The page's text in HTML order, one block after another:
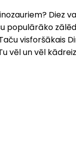
Diez
populārāko
visforšākais
vēl un vēl